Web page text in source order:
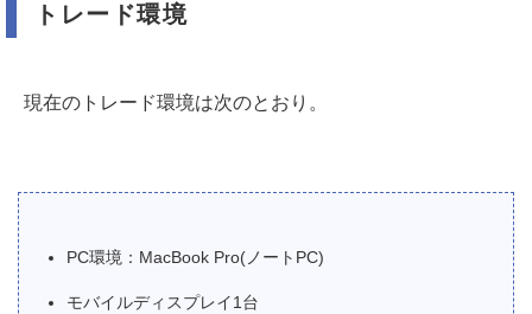
トレード環境
現在のトレード環境は次のとおり。
PC環境：MacBook Pro(ノートPC)
モバイルディスプレイ1台